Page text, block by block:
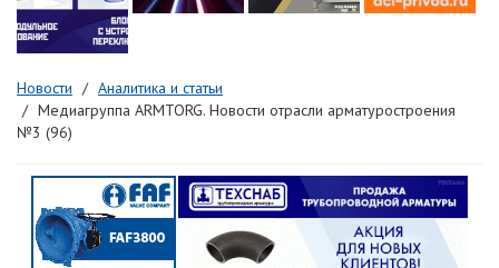
Новости
Аналитика и статьи
Медиагруппа ARMTORG. Новости отрасли арматуростроения
№3 (96)